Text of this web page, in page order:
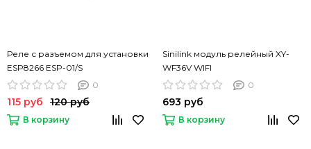
Реле с разъемом для установки
ESP8266 ESP-01/S
0
115 руб 120 руб
В корзину
Sinilink модуль релейный XY-
WF36V WIFI
0
693 руб
В корзину